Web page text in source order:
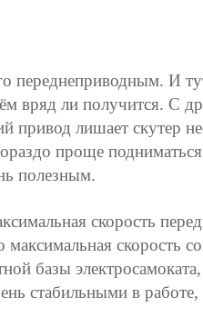
переднеприводным. И
вряд ли получится. С
привод лишает скутер
проще
полезным.
скорость
скорость
базы
стабильными в работе,